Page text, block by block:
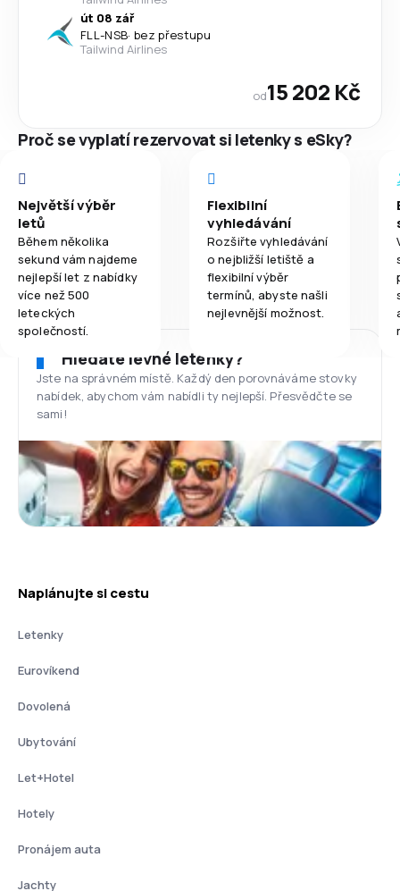
út 08 zář
FLL-NSB· bez přestupu
Tailwind Airlines
od15 202 Kč
Proč se vyplatí rezervovat si letenky s eSky?
Největší výběr
letů
Během několika
sekund vám najdeme
nejlepší let z nabídky
více než 500
leteckých
společností.
Flexibilní
vyhledávání
Rozšiřte vyhledávání
o nejbližší letiště a
flexibilní výběr
termínů, abyste našli
nejlevnější možnost.
Hledáte levné letenky?
Jste na správném místě. Každý den porovnáváme stovky
nabídek, abychom vám nabídli ty nejlepší. Přesvědčte se
sami!
Naplánujte si cestu
Letenky
Eurovíkend
Dovolená
Ubytování
Let+Hotel
Hotely
Pronájem auta
Jachty